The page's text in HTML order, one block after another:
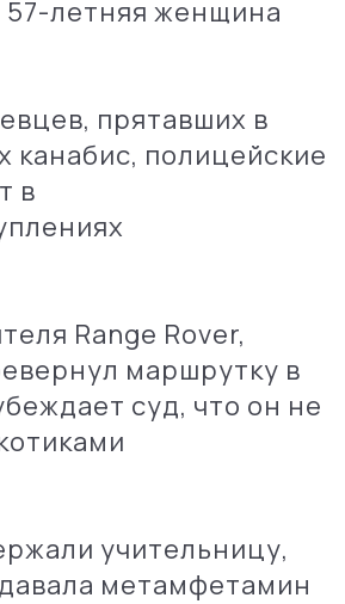
57-летняя женщина
прятавших в
канабис, полицейские
в
Range Rover,
маршрутку в
суд, что он не
учительницу,
метамфетамин